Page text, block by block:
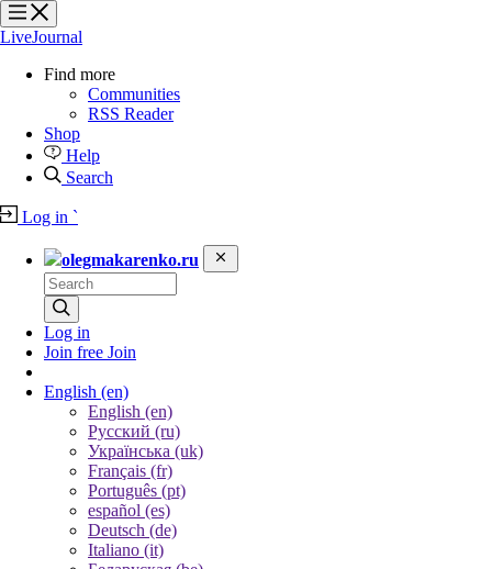
?
?
?
?
LiveJournal
Find more
Communities
RSS Reader
Shop
Help
Search
Log in `
olegmakarenko.ru
Log in
Join free Join
English (en)
English (en)
Русский (ru)
Українська (uk)
Français (fr)
Português (pt)
español (es)
Deutsch (de)
Italiano (it)